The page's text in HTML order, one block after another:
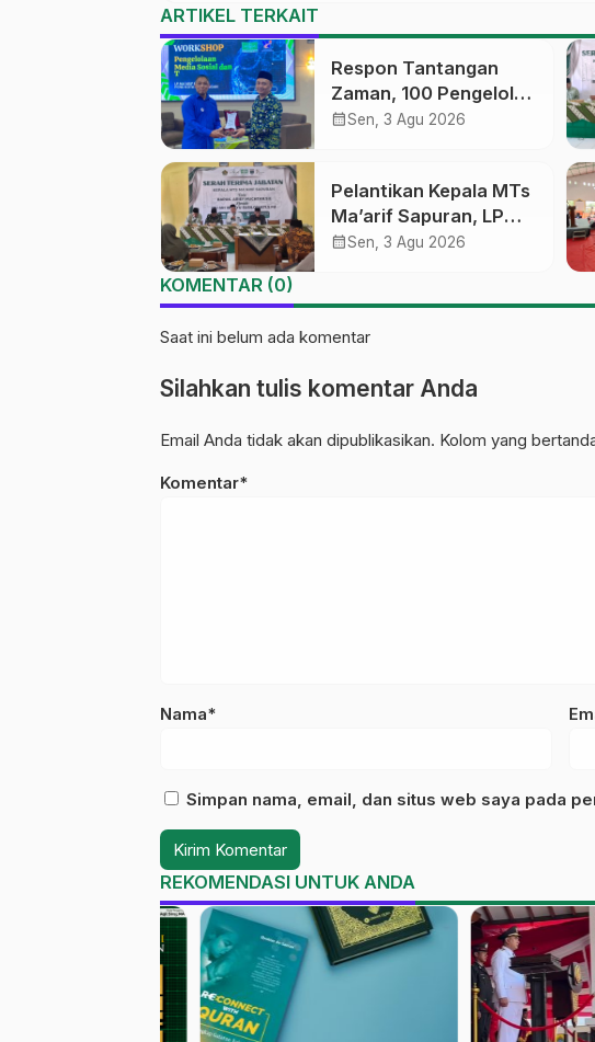
ARTIKEL TERKAIT
Respon Tantangan
Zaman, 100 Pengelola
Medsos Sekolah
Digital
calendar_monthSen, 3 Agu 2026
Pelantikan Kepala MTs
Ma’arif Sapuran, LP
Ma’arif NU Wonosobo
calendar_monthSen, 3 Agu 2026
KOMENTAR (0)
Saat ini belum ada komentar
Silahkan tulis komentar Anda
Email Anda tidak akan dipublikasikan. Kolom yang
Komentar*
Nama*
Simpan nama, email, dan situs web saya pada
REKOMENDASI UNTUK ANDA